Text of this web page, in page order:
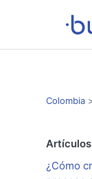
Colombia
¿Cómo